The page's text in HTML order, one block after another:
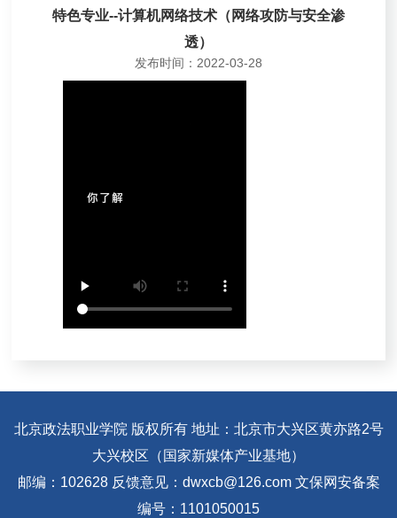
特色专业--计算机网络技术（网络攻防与安全渗
透）
发布时间：2022-03-28
北京政法职业学院 版权所有 地址：北京市大兴区黄亦路2号
大兴校区（国家新媒体产业基地）
邮编：102628 反馈意见：dwxcb@126.com 文保网安备案
编号：1101050015